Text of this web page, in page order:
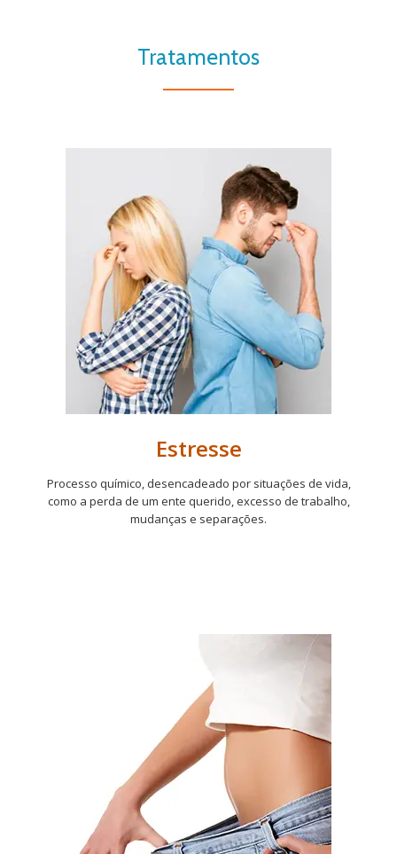
Tratamentos
Estresse
Processo químico, desencadeado por situações de vida,
como a perda de um ente querido, excesso de trabalho,
mudanças e separações.